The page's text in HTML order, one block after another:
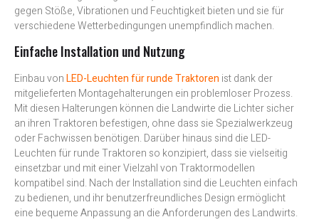
gegen Stöße, Vibrationen und Feuchtigkeit bieten und sie für
verschiedene Wetterbedingungen unempfindlich machen.
Einfache Installation und Nutzung
Einbau vonLED-Leuchten für runde Traktoren ist dank der
mitgelieferten Montagehalterungen ein problemloser Prozess.
Mit diesen Halterungen können die Landwirte die Lichter sicher
an ihren Traktoren befestigen, ohne dass sie Spezialwerkzeug
oder Fachwissen benötigen. Darüber hinaus sind die LED-
Leuchten für runde Traktoren so konzipiert, dass sie vielseitig
einsetzbar und mit einer Vielzahl von Traktormodellen
kompatibel sind. Nach der Installation sind die Leuchten einfach
zu bedienen, und ihr benutzerfreundliches Design ermöglicht
eine bequeme Anpassung an die Anforderungen des Landwirts.